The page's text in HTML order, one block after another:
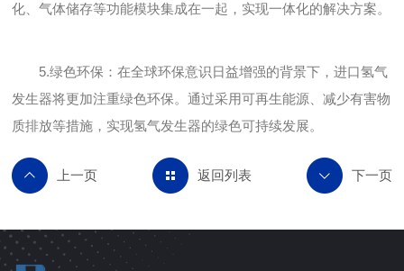
化、气体储存等功能模块集成在一起，实现一体化的解决方案。
5.绿色环保：在全球环保意识日益增强的背景下，进口氢气
发生器将更加注重绿色环保。通过采用可再生能源、减少有害物
质排放等措施，实现氢气发生器的绿色可持续发展。
返回列表